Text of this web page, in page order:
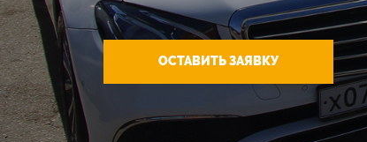
ОСТАВИТЬ ЗАЯВКУ